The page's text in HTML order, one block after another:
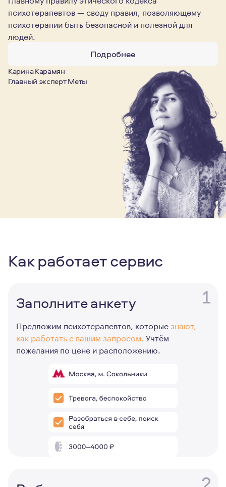
психотерапевтов — своду правил, позволяющему
психотерапии быть безопасной и полезной для
людей.
Подробнее
Карина Карамян
Главный эксперт Меты
Как работает сервис
1
Заполните анкету
Предложим психотерапевтов, которыезнают,
как работать с вашим запросом. Учтём
пожелания по цене и расположению.